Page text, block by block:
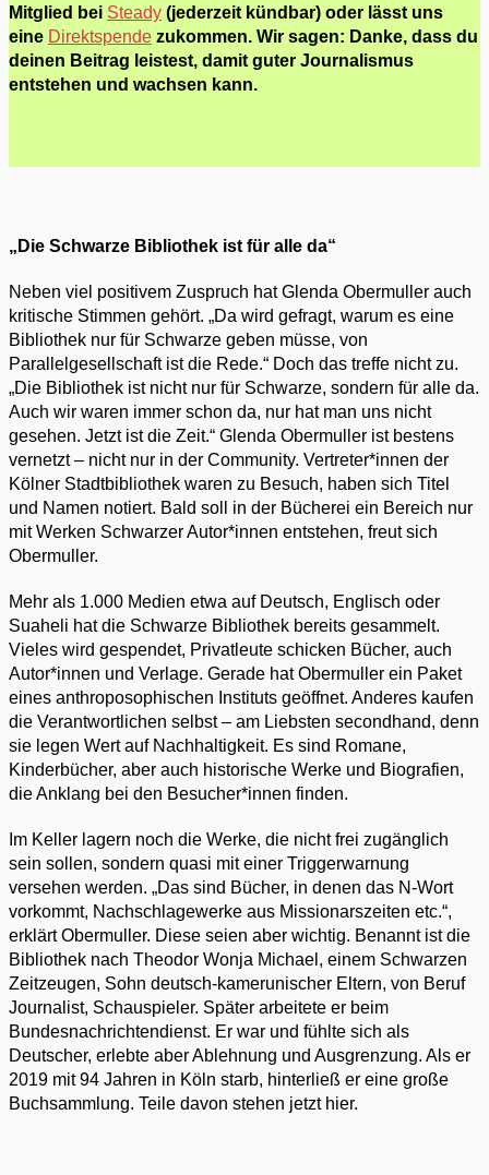
Mitglied bei Steady (jederzeit kündbar) oder lässt uns
eine Direktspende zukommen. Wir sagen: Danke, dass du
deinen Beitrag leistest, damit guter Journalismus
entstehen und wachsen kann.
„Die Schwarze Bibliothek ist für alle da“
Neben viel positivem Zuspruch hat Glenda Obermuller auch
kritische Stimmen gehört. „Da wird gefragt, warum es eine
Bibliothek nur für Schwarze geben müsse, von
Parallelgesellschaft ist die Rede.“ Doch das treffe nicht zu.
„Die Bibliothek ist nicht nur für Schwarze, sondern für alle da.
Auch wir waren immer schon da, nur hat man uns nicht
gesehen. Jetzt ist die Zeit.“ Glenda Obermuller ist bestens
vernetzt – nicht nur in der Community. Vertreter*innen der
Kölner Stadtbibliothek waren zu Besuch, haben sich Titel
und Namen notiert. Bald soll in der Bücherei ein Bereich nur
mit Werken Schwarzer Autor*innen entstehen, freut sich
Obermuller.
Mehr als 1.000 Medien etwa auf Deutsch, Englisch oder
Suaheli hat die Schwarze Bibliothek bereits gesammelt.
Vieles wird gespendet, Privatleute schicken Bücher, auch
Autor*innen und Verlage. Gerade hat Obermuller ein Paket
eines anthroposophischen Instituts geöffnet. Anderes kaufen
die Verantwortlichen selbst – am Liebsten secondhand, denn
sie legen Wert auf Nachhaltigkeit. Es sind Romane,
Kinderbücher, aber auch historische Werke und Biografien,
die Anklang bei den Besucher*innen finden.
Im Keller lagern noch die Werke, die nicht frei zugänglich
sein sollen, sondern quasi mit einer Triggerwarnung
versehen werden. „Das sind Bücher, in denen das N-Wort
vorkommt, Nachschlagewerke aus Missionarszeiten etc.“,
erklärt Obermuller. Diese seien aber wichtig. Benannt ist die
Bibliothek nach Theodor Wonja Michael, einem Schwarzen
Zeitzeugen, Sohn deutsch-kamerunischer Eltern, von Beruf
Journalist, Schauspieler. Später arbeitete er beim
Bundesnachrichtendienst. Er war und fühlte sich als
Deutscher, erlebte aber Ablehnung und Ausgrenzung. Als er
2019 mit 94 Jahren in Köln starb, hinterließ er eine große
Buchsammlung. Teile davon stehen jetzt hier.